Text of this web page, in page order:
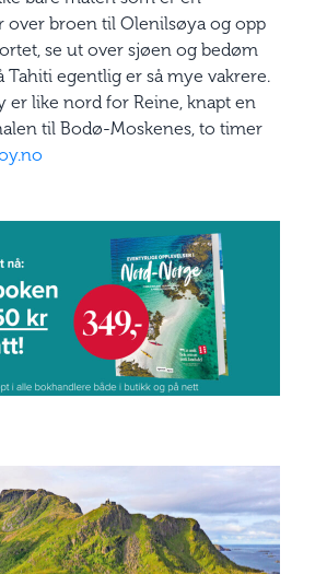
over broen til Olenilsøya og opp
se ut over sjøen og bedøm
Tahiti egentlig er så mye vakrere.
er like nord for Reine, knapt en
til Bodø-Moskenes, to timer